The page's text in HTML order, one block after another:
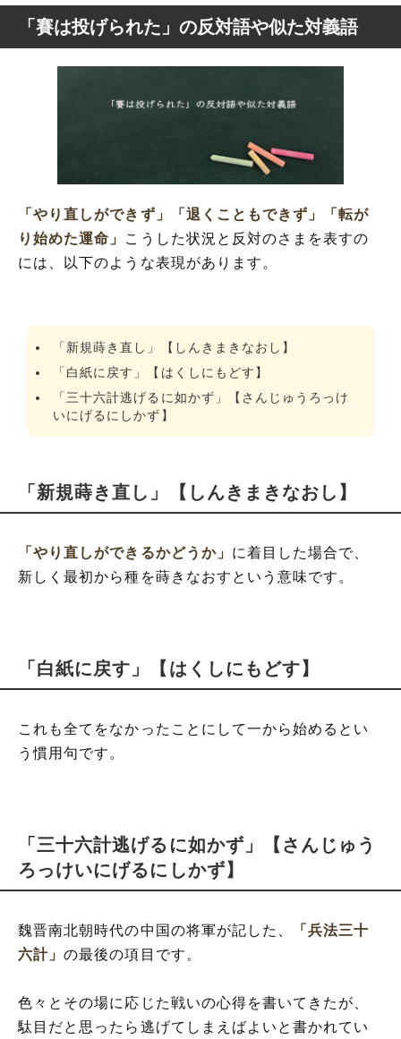
「賽は投げられた」の反対語や似た対義語
「やり直しができず」 「退くこともできず」
「転が
り始めた運命」 こうした状況と反対のさまを表すの
には、以下のような表現があります。
「新規蒔き直し」【しんきまきなおし】
「白紙に戻す」【はくしにもどす】
「三十六計逃げるに如かず」【さんじゅうろっけ
いにげるにしかず】
「新規蒔き直し」【しんきまきなおし】
「やり直しができるかどうか」 に着目した場合で、
新しく最初から種を蒔きなおすという意味です。
「白紙に戻す」【はくしにもどす】
これも全てをなかったことにして一から始めるとい
う慣用句です。
「三十六計逃げるに如かず」【さんじゅう
ろっけいにげるにしかず】
魏晋南北朝時代の中国の将軍が記した、
「兵法三十
六計」の最後の項目です。
色々とその場に応じた戦いの心得を書いてきたが、
駄目だと思ったら逃げてしまえばよいと書かれてい